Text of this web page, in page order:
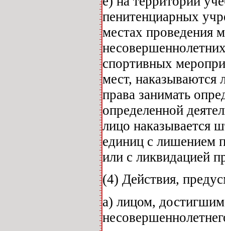
пенитенциарных
местах проведения
спортивных
мест,
права занимать
определенной
лицо наказывается
единиц с лишением
или с ликвидацией
(4) Действия,
a) лицом, достигшим